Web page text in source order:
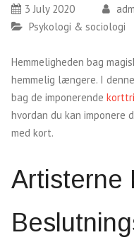
3 July 2020
Psykologi & sociologi
Hemmeligheden bag
hemmelig længere. I
bag de imponerende
hvordan du kan imponere
med kort.
Artisterne